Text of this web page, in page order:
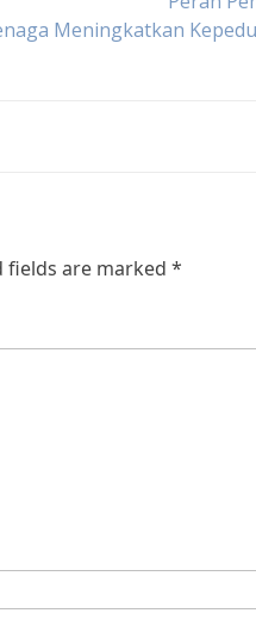
Meningkatkan
fields are marked *